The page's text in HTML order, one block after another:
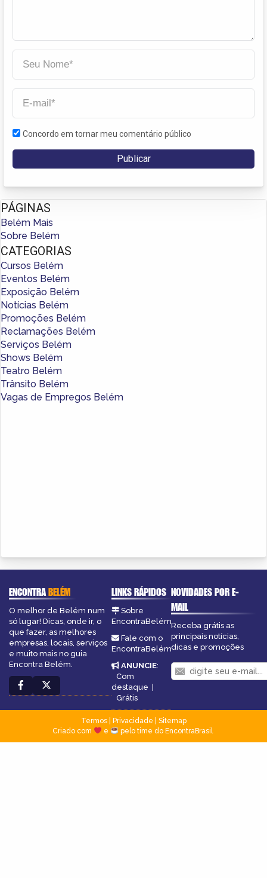
Concordo em tornar meu comentário público
PÁGINAS
Belém Mais
Sobre Belém
CATEGORIAS
Cursos Belém
Eventos Belém
Exposição Belém
Notícias Belém
Promoções Belém
Reclamações Belém
Serviços Belém
Shows Belém
Teatro Belém
Trânsito Belém
Vagas de Empregos Belém
ENCONTRABELÉM
O melhor de Belém num
só lugar! Dicas, onde ir, o
que fazer, as melhores
empresas, locais, serviços
e muito mais no guia
Encontra Belém.
LINKS RÁPIDOS
Sobre
EncontraBelém
Fale com o
EncontraBelém
ANUNCIE:
Com
destaque
Grátis
NOVIDADES POR E-
MAIL
Receba grátis as
principais notícias,
dicas e promoções
Termos| Privacidade
Sitemap
Criado com
e pelo time do EncontraBrasil